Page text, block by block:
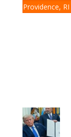
Providence, RI